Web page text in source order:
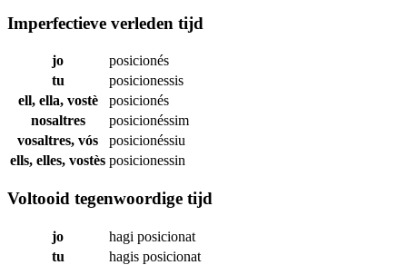
Imperfectieve verleden tijd
jo
posicionés
tu
posicionessis
ell, ella, vostè
posicionés
nosaltres
posicionéssim
vosaltres, vós
posicionéssiu
ells, elles, vostès posicionessin
Voltooid tegenwoordige tijd
jo hagi posicionat
tu
hagis posicionat